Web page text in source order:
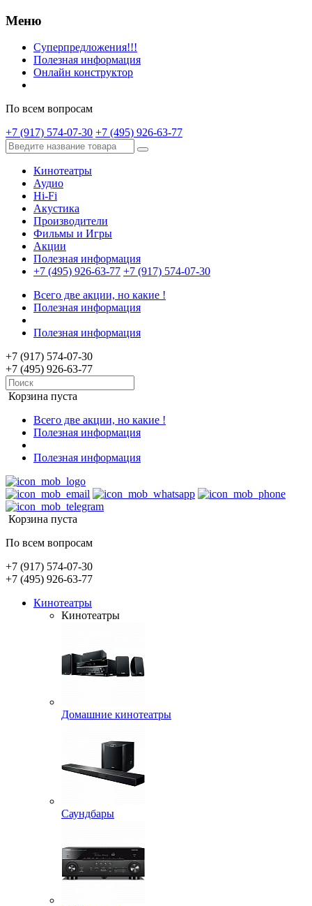
Меню
Суперпредложения!!!
Полезная информация
Онлайн конструктор
По всем вопросам
+7 (917) 574-07-30 +7 (495) 926-63-77
Кинотеатры
Аудио
Hi-Fi
Акустика
Производители
Фильмы и Игры
Акции
Полезная информация
+7 (495) 926-63-77 +7 (917) 574-07-30
Всего две акции, но какие !
Полезная информация
Полезная информация
+7 (917) 574-07-30
+7 (495) 926-63-77
Корзина пуста
Всего две акции, но какие !
Полезная информация
Полезная информация
Корзина пуста
По всем вопросам
+7 (917) 574-07-30
+7 (495) 926-63-77
Кинотеатры
Кинотеатры
Домашние кинотеатры
Саундбары